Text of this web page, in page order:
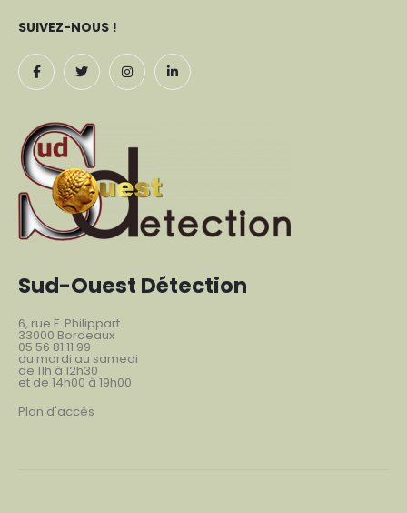
SUIVEZ-NOUS !
Sud-Ouest Détection
6, rue F. Philippart
33000 Bordeaux
05 56 81 11 99
du mardi au samedi
de 11h à 12h30
et de 14h00 à 19h00
Plan d'accès